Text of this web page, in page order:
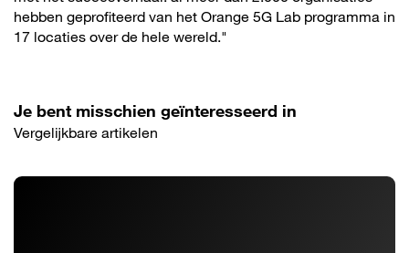
hebben geprofiteerd van het Orange 5G Lab programma in
17 locaties over de hele wereld."
Je bent misschien geïnteresseerd in
Vergelijkbare artikelen